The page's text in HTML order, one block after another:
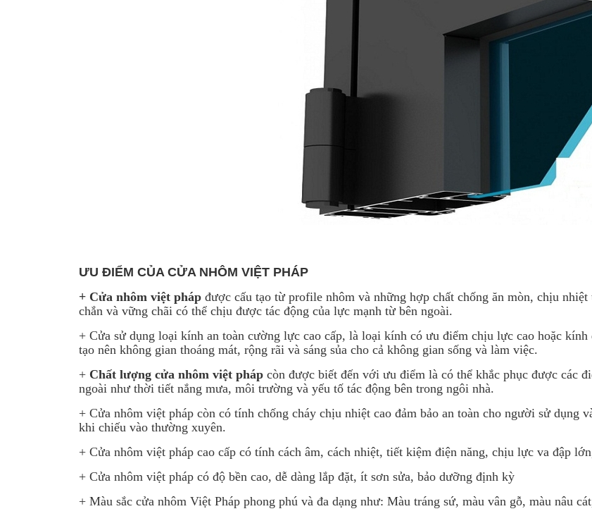
ƯU ĐIỂM CỦA CỬA NHÔM VIỆT PHÁP
+ Cửa nhôm việt pháp được cấu tạo từ profile nhôm và những hợp chất chống ăn mòn, chịu
chắn và vững chãi có thể chịu được tác động của lực mạnh từ bên ngoài.
+ Cửa sử dụng loại kính an toàn cường lực cao cấp, là loại kính có ưu điểm chịu lực cao hoặc
tạo nên không gian thoáng mát, rộng rãi và sáng sủa cho cả không gian sống và làm việc.
+ Chất lượng cửa nhôm việt pháp còn được biết đến với ưu điểm là có thể khắc phục được các
ngoài như thời tiết nắng mưa, môi trường và yếu tố tác động bên trong ngôi nhà.
+ Cửa nhôm việt pháp còn có tính chống cháy chịu nhiệt cao đảm bảo an toàn cho người sử dụng
khi chiếu vào thường xuyên.
+ Cửa nhôm việt pháp cao cấp có tính cách âm, cách nhiệt, tiết kiệm điện năng, chịu lực va đập
+ Cửa nhôm việt pháp có độ bền cao, dễ dàng lắp đặt, ít sơn sửa, bảo dưỡng định kỳ
+ Màu sắc cửa nhôm Việt Pháp phong phú và đa dạng như: Màu tráng sứ, màu vân gỗ, màu nâu